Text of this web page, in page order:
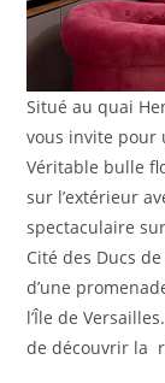
Situé au quai
vous invite pour
Véritable bulle
sur l’extérieur
spectaculaire
Cité des Ducs
d’une
l’Île de
de découvrir la